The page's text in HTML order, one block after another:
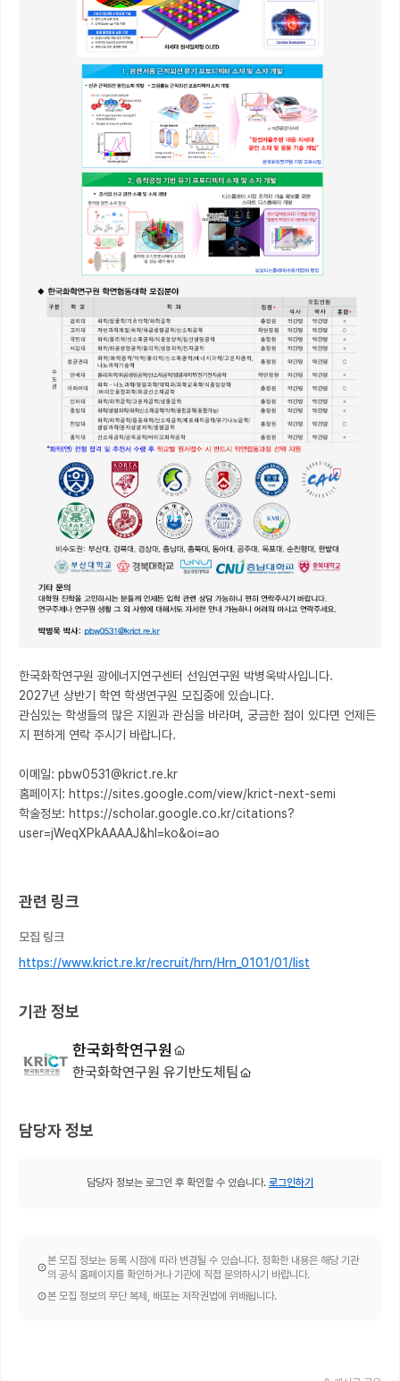
한국화학연구원 광에너지연구센터 선임연구원 박병욱박사입니다.
2027년 상반기 학연 학생연구원 모집중에 있습니다.
관심있는 학생들의 많은 지원과 관심을 바라며, 궁금한 점이 있다면 언제든
지 편하게 연락 주시기 바랍니다.
이메일: pbw0531@krict.re.kr
홈페이지: https://sites.google.com/view/krict-next-semi
학술정보: https://scholar.google.co.kr/citations?
user=jWeqXPkAAAAJ&hl=ko&oi=ao
관련 링크
모집 링크
https://www.krict.re.kr/recruit/hrn/Hrn_0101/01/list
기관 정보
한국화학연구원
한국화학연구원 유기반도체팀
담당자 정보
담당자 정보는 로그인 후 확인할 수 있습니다. 로그인하기
본 모집 정보는 등록 시점에 따라 변경될 수 있습니다. 정확한 내용은 해당 기관
의 공식 홈페이지를 확인하거나 기관에 직접 문의하시기 바랍니다.
본 모집 정보의 무단 복제, 배포는 저작권법에 위배됩니다.